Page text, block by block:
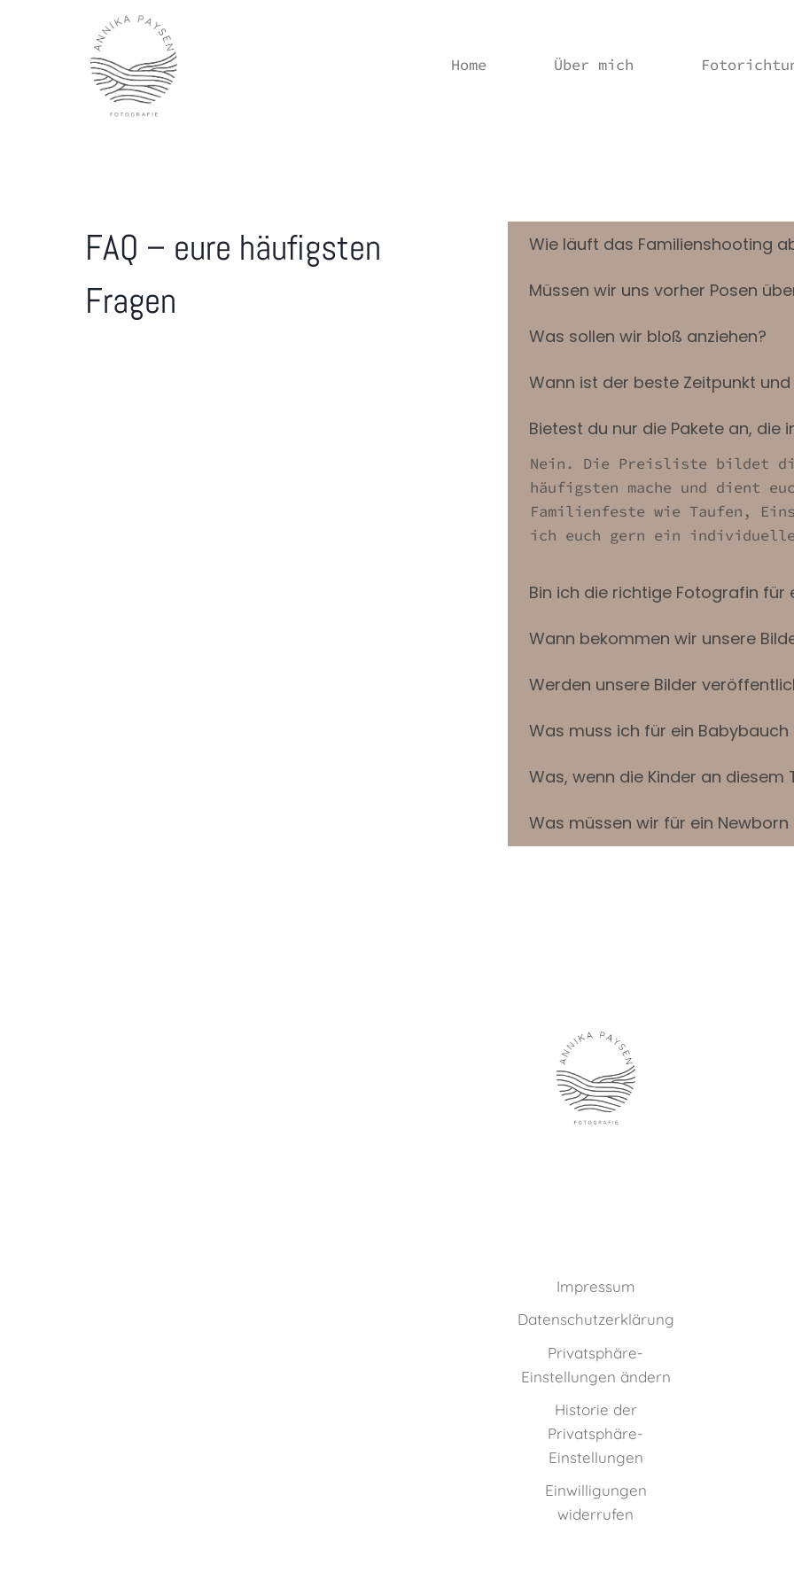
Home Über mich
FAQ – eure häufigsten
Fragen
Wie läuft das Familienshooting
Müssen wir uns vorher Posen
Was sollen wir bloß anziehen?
Wann ist der beste Zeitpunkt
Bietest du nur die Pakete an, die
Nein. Die Preisliste bildet
häufigsten mache und dient
Familienfeste wie Taufen,
ich euch gern ein
Bin ich die richtige Fotografin für
Wann bekommen wir unsere
Werden unsere Bilder
Was muss ich für ein Babybauch
Was, wenn die Kinder an
Was müssen wir für ein
Impressum
Datenschutzerklärung
Privatsphäre-
Einstellungen ändern
Historie der
Privatsphäre-
Einstellungen
Einwilligungen
widerrufen